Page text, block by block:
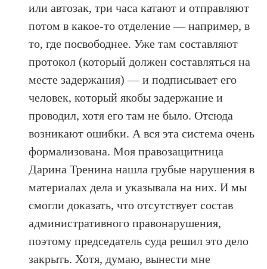
или автозак, три часа катают и отправляют
потом в какое-то отделение — например, в
то, где посвободнее. Уже там составляют
протокол (который должен составляться на
месте задержания) — и подписывает его
человек, который якобы задержание и
проводил, хотя его там не было. Отсюда
возникают ошибки. А вся эта система очень
формализована. Моя правозащитница
Дарина Тренина нашла грубые нарушения в
материалах дела и указывала на них. И мы
смогли доказать, что отсутствует состав
административного правонарушения,
поэтому председатель суда решил это дело
закрыть. Хотя, думаю, вынести мне